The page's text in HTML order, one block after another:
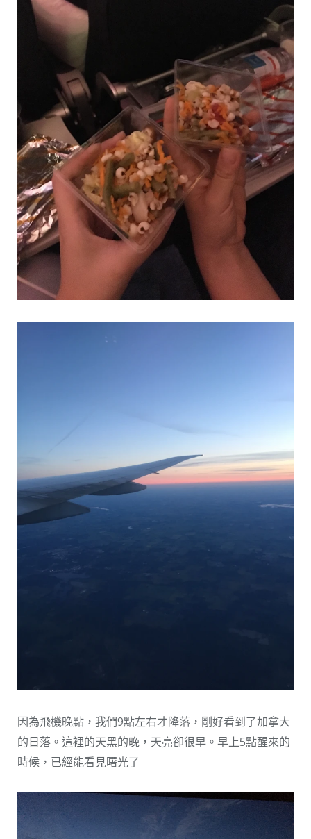
因為飛機晚點，我們9點左右才降落，剛好看到了加拿大
的日落。這裡的天黑的晚，天亮卻很早。早上5點醒來的
時候，已經能看見曙光了